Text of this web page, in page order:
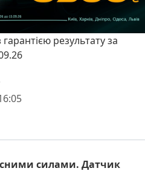
результату за
силами. Датчик